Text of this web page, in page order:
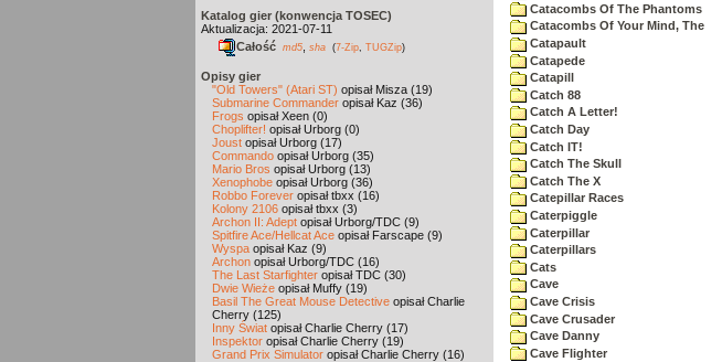
Katalog gier (konwencja TOSEC)
Aktualizacja: 2021-07-11
Całość md5 sha (7-Zip TUGZip)
Opisy gier
"Old Towers" (Atari ST) opisał Misza (19)
Submarine Commander opisał Kaz (36)
Frogs opisał Xeen (0)
Choplifter! opisał Urborg (0)
Joust opisał Urborg (17)
Commando opisał Urborg (35)
Mario Bros opisał Urborg (13)
Xenophobe opisał Urborg (36)
Robbo Forever opisał tbxx (16)
Kolony 2106 opisał tbxx (3)
Archon II: Adept opisał Urborg/TDC (9)
Spitfire Ace/Hellcat Ace opisał Farscape (9)
Wyspa opisał Kaz (9)
Archon opisał Urborg/TDC (16)
The Last Starfighter opisał TDC (30)
Dwie Wieże opisał Muffy (19)
Basil The Great Mouse Detective opisał Charlie
Cherry (125)
Inny Świat opisał Charlie Cherry (17)
Inspektor opisał Charlie Cherry (19)
Grand Prix Simulator opisał Charlie Cherry (16)
Catacombs Of The Phantoms
Catacombs Of Your Mind, The
Catapault
Catapede
Catapill
Catch 88
Catch A Letter!
Catch Day
Catch IT!
Catch The Skull
Catch The X
Catepillar Races
Caterpiggle
Caterpillar
Caterpillars
Cats
Cave
Cave Crisis
Cave Crusader
Cave Danny
Cave Flighter